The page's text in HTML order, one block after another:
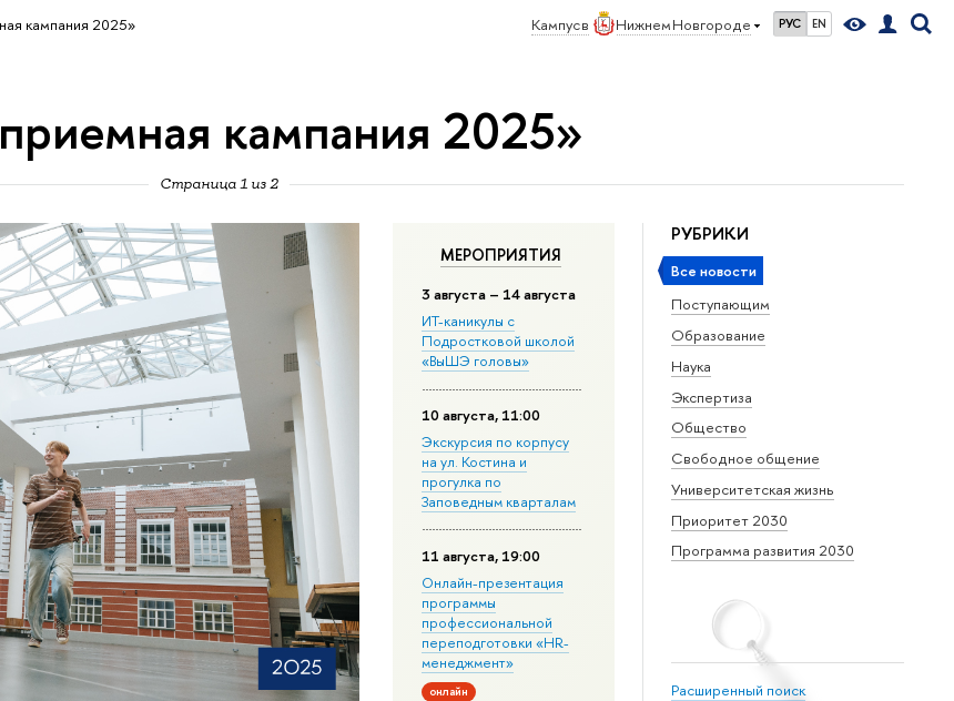
Кампус в Нижнем Новгороде РУС EN
кампания 2025»
кампания 2025»
Страница 1 из 2
РУБРИКИ
Все новости
Поступающим
Образование
Наука
Экспертиза
Общество
Свободное общение
Университетская жизнь
Приоритет 2030
Программа развития 2030
Расширенный поиск
МЕРОПРИЯТИЯ
3 августа – 14 августа
ИТ-каникулы с
Подростковой школой
«ВыШЭ головы»
10 августа, 11:00
Экскурсия по корпусу
на ул. Костина и
прогулка по
Заповедным кварталам
11 августа, 19:00
Онлайн-презентация
программы
профессиональной
переподготовки «HR-
менеджмент»
онлайн